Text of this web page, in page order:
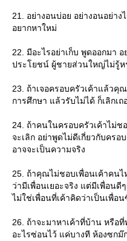
21. อย่างอนบ่อย อย่างอนอย่า
อยากหาใหม่
22. มีอะไรอย่าเก็บ พูดออกมา
ประโยชน์ ผู้ชายส่วนใหญ่ไม่รู้ห
23. ถ้าเจอครอบครัวเค้าแล้วคุ
การศึกษา แล้วรับไม่ได้ ก็เลิกเ
24. ถ้าคนในครอบครัวเค้าไม่
จะเลิก อย่าพูดไม่ดีเกี่ยวกับคร
อาจจะเป็นความจริง
25. ถ้าคุณไม่ชอบเพื่อนเค้าคน
ว่ามีเพื่อนเยอะจริง แต่มีเพื่อน
ไม่ใช่เพื่อนที่เค้าคิดว่าเป็นเพื่อ
26. ถ้าจะมาหาเค้าที่บ้าน หรือ
อะไรซ่อนไว้ แค่บางที ห้องซกม๊